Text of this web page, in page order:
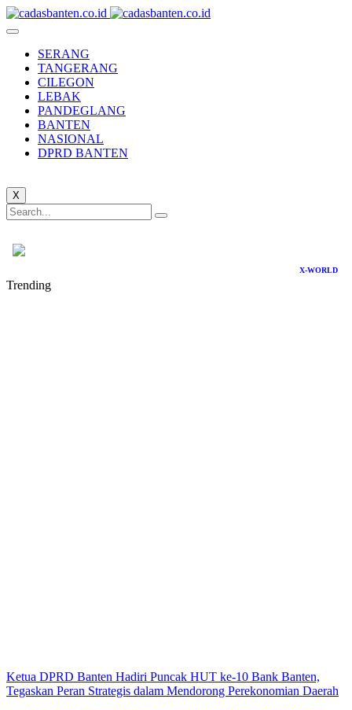
SERANG
TANGERANG
CILEGON
LEBAK
PANDEGLANG
BANTEN
NASIONAL
DPRD BANTEN
X
X-WORLD
Trending
Ketua DPRD Banten Hadiri Puncak HUT ke-10 Bank Banten,
Tegaskan Peran Strategis dalam Mendorong Perekonomian Daerah